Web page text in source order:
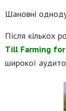
Шановні
Після кількох
Till Farming
широкої